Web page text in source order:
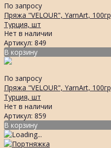
По запросу
Пряжа "VELOUR", YarnArt,
Турция, шт
Нет в наличии
Артикул: 849
В корзину
По запросу
Пряжа "VELOUR", YarnArt,
Турция, шт
Нет в наличии
Артикул: 859
В корзину